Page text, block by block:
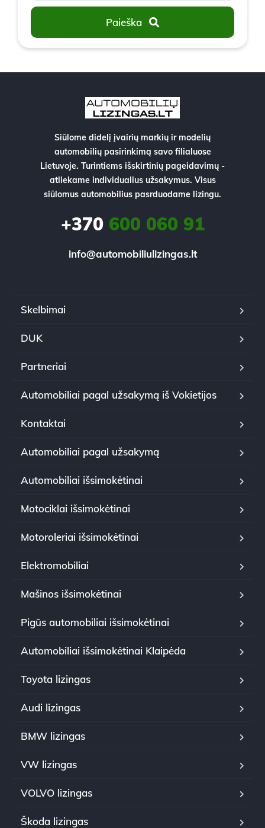
Paieška
Siūlome didelį įvairių markių ir modelių
automobilių pasirinkimą savo filialuose
Lietuvoje. Turintiems išskirtinių pageidavimų -
atliekame individualius užsakymus. Visus
siūlomus automobilius pasrduodame lizingu.
+370600 060 91
info@automobiliulizingas.lt
Skelbimai
DUK
Partneriai
Automobiliai pagal užsakymą iš Vokietijos
Kontaktai
Automobiliai pagal užsakymą
Automobiliai išsimokėtinai
Motociklai išsimokėtinai
Motoroleriai išsimokėtinai
Elektromobiliai
Mašinos išsimokėtinai
Pigūs automobiliai išsimokėtinai
Automobiliai išsimokėtinai Klaipėda
Toyota lizingas
Audi lizingas
BMW lizingas
VW lizingas
VOLVO lizingas
Škoda lizingas